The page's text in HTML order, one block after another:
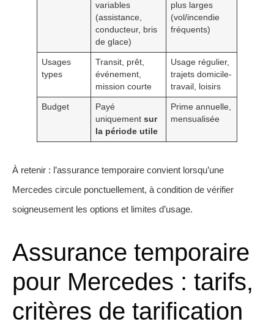
variables
(assistance,
conducteur, bris
de glace)
plus larges
(vol/incendie
fréquents)
Usages
types
Transit, prêt,
événement,
mission courte
Usage régulier,
trajets domicile-
travail, loisirs
Budget
Payé
uniquement sur
la période utile
Prime annuelle,
mensualisée
À retenir : l’assurance temporaire convient lorsqu’une
Mercedes circule ponctuellement, à condition de vérifier
soigneusement les options et limites d’usage.
Assurance temporaire
pour Mercedes : tarifs,
critères de tarification